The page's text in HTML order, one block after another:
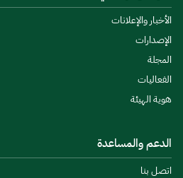
الأخبار والإعلانات
الإصدارات
المجلة
الفعاليات
هوية الهيئة
الدعم والمساعدة
اتصل بنا